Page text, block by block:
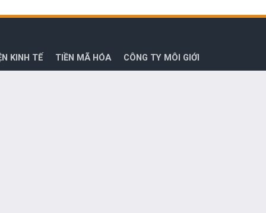
KINH TẾ TIỀN MÃ HÓA CÔNG TY MÔI GIỚI